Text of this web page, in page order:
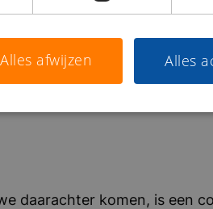
daarachter komen, is een
Alles
Alles afwijzen